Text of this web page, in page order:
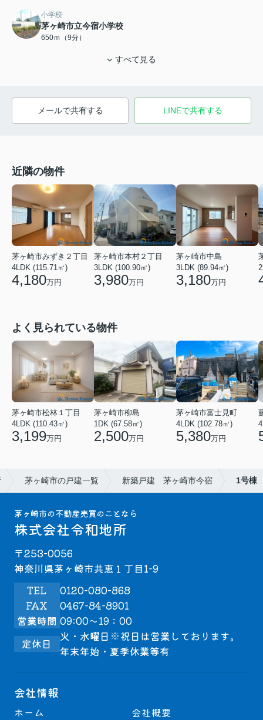
小学校
茅ヶ崎市立今宿小学校
650ｍ（9分）
すべて見る
メールで共有する LINEで共有する
近隣の物件
茅ヶ崎市みずき２丁目
4LDK (115.71㎡)
4,180万円
茅ヶ崎市本村２丁目
3LDK (100.90㎡)
3,980万円
茅ヶ崎市中島
3LDK (89.94㎡)
3,180万円
よく見られている物件
茅ヶ崎市松林１丁目
4LDK (110.43㎡)
3,199万円
茅ヶ崎市柳島
1DK (67.58㎡)
2,500万円
茅ヶ崎市富士見町
4LDK (102.78㎡)
5,380万円
茅ヶ崎市の戸建一覧 新築戸建 茅ヶ崎市今宿 1号棟
茅ヶ崎市の不動産売買のことなら
株式会社令和地所
〒253-0056
神奈川県茅ヶ崎市共恵１丁目1-9
TEL
0120-080-868
FAX
0467-84-8901
営業時間 09:00～19：00
定休日
火・水曜日※祝日は営業しております。
年末年始・夏季休業等有
会社情報
ホーム
会社概要